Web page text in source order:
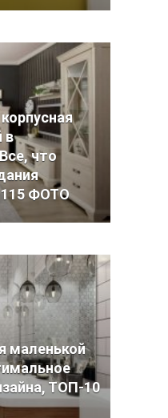
в
что
115 ФОТО
маленькой
ТОП-10